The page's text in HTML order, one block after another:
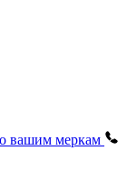
вашим меркам